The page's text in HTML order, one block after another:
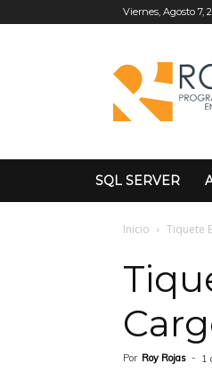
Viernes, Agosto 7,
SQL SERVER
Inicio Tiquete
Por Roy Rojas - 1